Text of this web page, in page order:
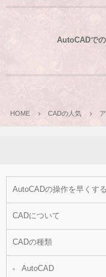
AutoCADで
HOME CADの人気
AutoCADの操作を早くす
CADについて
CADの種類
AutoCAD